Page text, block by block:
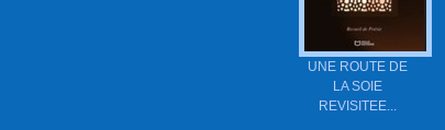
UNE ROUTE DE
LA SOIE
REVISITEE...